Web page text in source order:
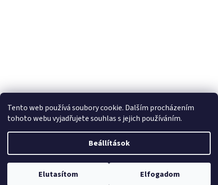
Tento web používá soubory cookie. Dalším procházením
tohoto webu vyjadřujete souhlas s jejich používáním.
Beállítások
Elutasítom Elfogadom